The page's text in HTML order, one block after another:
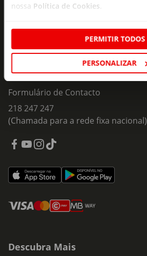
nossa Política de Cookies
PERMITIR TODOS
PERSONALIZAR
Fale Connosco
Formulário de Contacto
218 247 247
(Chamada para a rede fixa nacional)
Descubra Mais